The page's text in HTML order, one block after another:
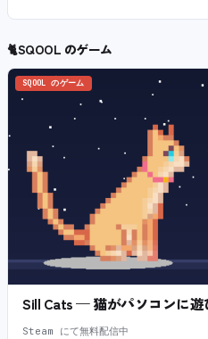
🐈SQOOL のゲーム
SQOOL のゲーム
Sill Cats — 猫がパソコンに遊
Steam にて無料配信中